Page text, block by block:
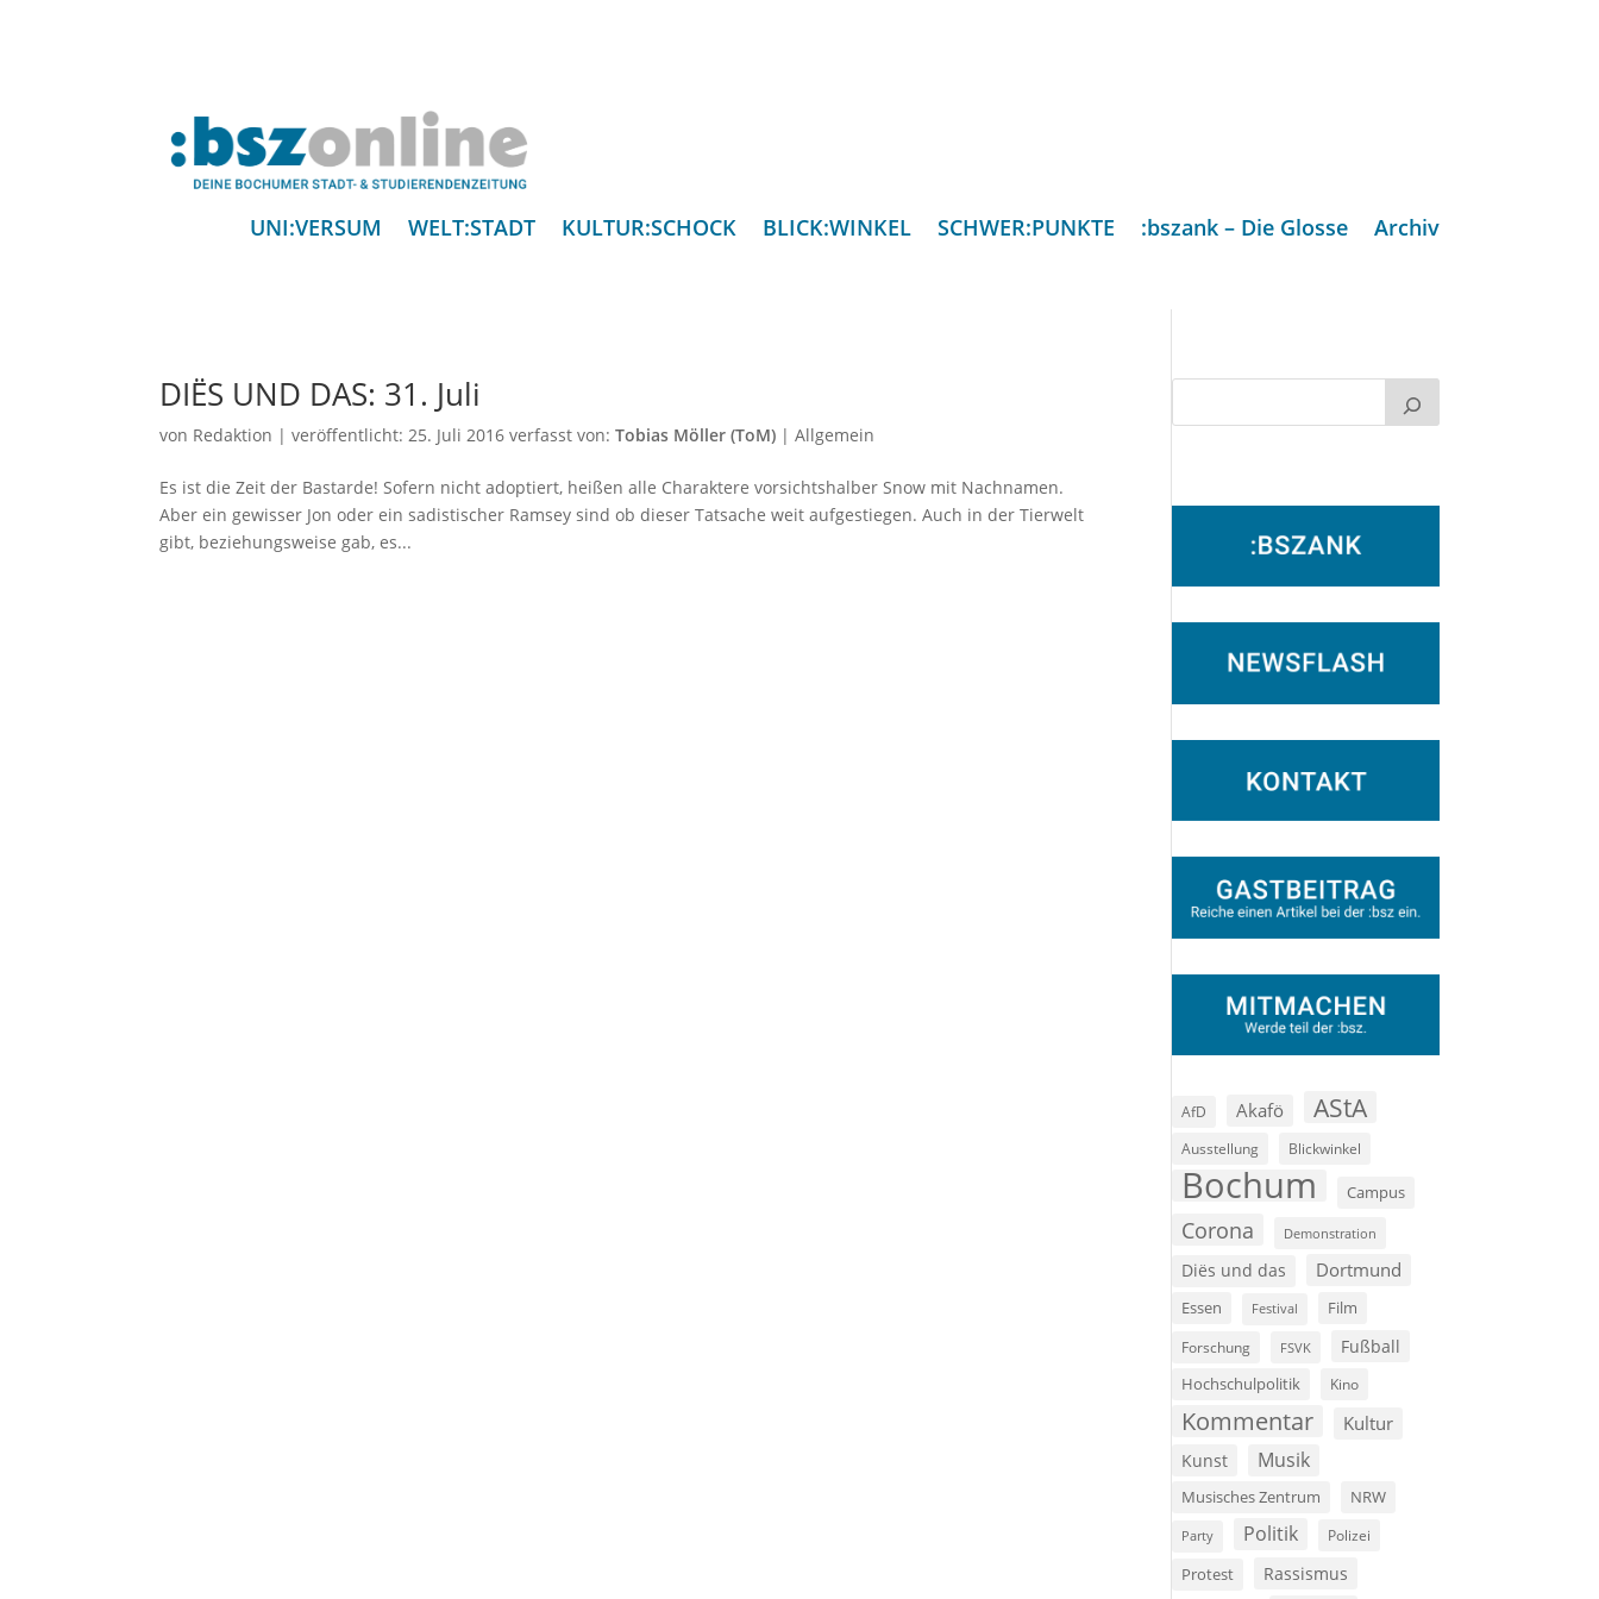
UNI:VERSUM WELT:STADT KULTUR:SCHOCK BLICK:WINKEL SCHWER:PUNKTE :bszank – Die Glosse Archiv
DIËS UND DAS: 31. Juli
von Redaktion |veröffentlicht:25. Juli 2016 verfasst von:Tobias Möller (ToM) |Allgemein
Es ist die Zeit der Bastarde! Sofern nicht adoptiert, heißen alle Charaktere vorsichtshalber Snow mit Nachnamen.
Aber ein gewisser Jon oder ein sadistischer Ramsey sind ob dieser Tatsache weit aufgestiegen. Auch in der Tierwelt
gibt, beziehungsweise gab, es...
AfD Akafö AStA
Ausstellung Blickwinkel
Bochum Campus
Corona Demonstration
Diës und das Dortmund
Essen Festival Film
Forschung FSVK Fußball
Hochschulpolitik Kino
Kommentar Kultur
Kunst Musik
Musisches Zentrum NRW
Party Politik Polizei
Protest Rassismus